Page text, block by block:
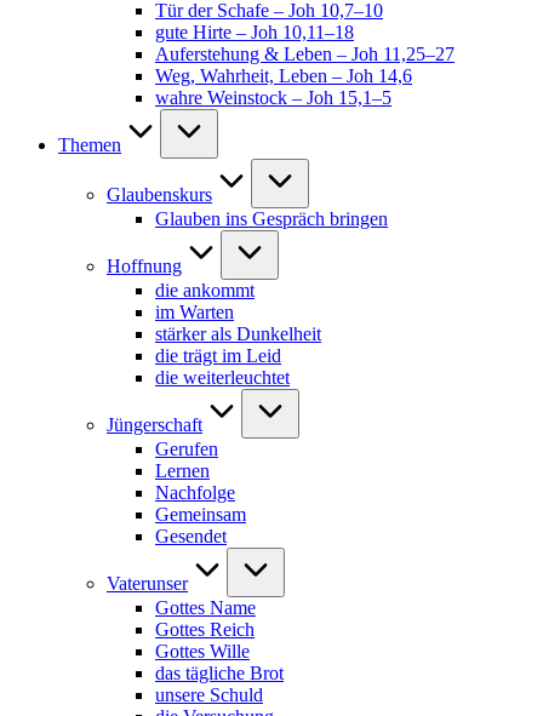
Tür der Schafe – Joh 10,7–10
gute Hirte – Joh 10,11–18
Auferstehung & Leben – Joh 11,25–27
Weg, Wahrheit, Leben – Joh 14,6
wahre Weinstock – Joh 15,1–5
Themen
Glaubenskurs
Glauben ins Gespräch bringen
Hoffnung
die ankommt
im Warten
stärker als Dunkelheit
die trägt im Leid
die weiterleuchtet
Jüngerschaft
Gerufen
Lernen
Nachfolge
Gemeinsam
Gesendet
Vaterunser
Gottes Name
Gottes Reich
Gottes Wille
das tägliche Brot
unsere Schuld